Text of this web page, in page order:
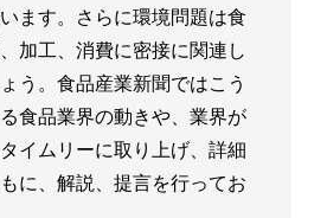
ます。さらに環境問題は食
加工、消費に密接に関連し
う。食品産業新聞ではこう
食品業界の動きや、業界が
イムリーに取り上げ、詳細
に、解説、提言を行ってお